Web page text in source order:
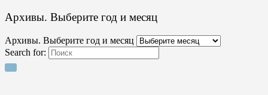
Архивы. Выберите год и месяц
Архивы. Выберите год и месяц
Search for: